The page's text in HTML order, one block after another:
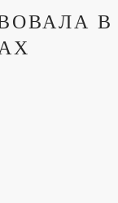
В